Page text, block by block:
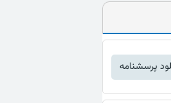
پرسشنامه